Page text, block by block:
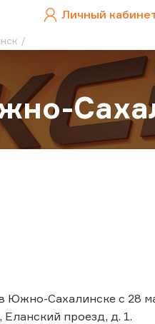
Личный
Сахалинске с 28
проезд, д. 1.